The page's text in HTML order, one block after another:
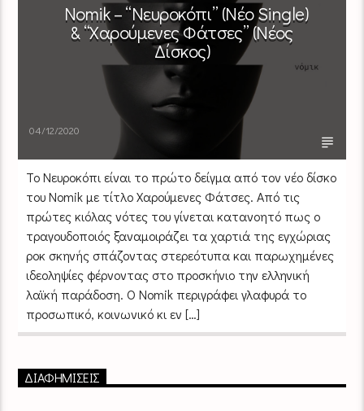
Nomik – “Νευροκόπι” (Νέο Single)
& “Χαρούμενες Φάτσες” (Νέος
Δίσκος)
04/12/2020
Το Νευροκόπι είναι το πρώτο δείγμα από τον νέο δίσκο
του Nomik με τίτλο Χαρούμενες Φάτσες. Από τις
πρώτες κιόλας νότες του γίνεται κατανοητό πως ο
τραγουδοποιός ξαναμοιράζει τα χαρτιά της εγχώριας
ροκ σκηνής σπάζοντας στερεότυπα και παρωχημένες
ιδεοληψίες φέρνοντας στο προσκήνιο την ελληνική
λαϊκή παράδοση. Ο Nomik περιγράφει γλαφυρά το
προσωπικό, κοινωνικό κι εν […]
ΔΙΑΦΗΜΙΣΕΙΣ